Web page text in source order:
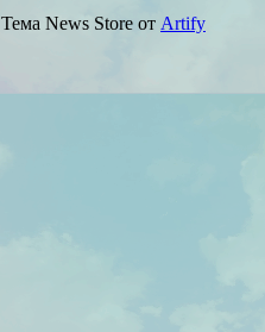
Тема News Store от Artify